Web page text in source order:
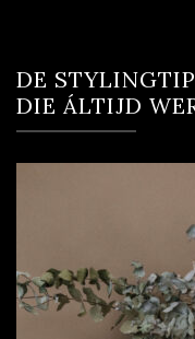
DE
DIE ÁLTIJD